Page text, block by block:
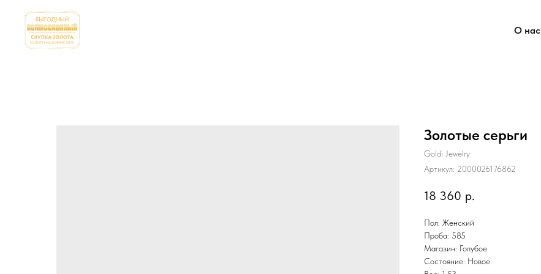
О нас
Золотые серьги
Goldi Jewelry
Артикул: 2000026176862
18 360 р.
Пол: Женский
Проба: 585
Магазин: Голубое
Состояние: Новое